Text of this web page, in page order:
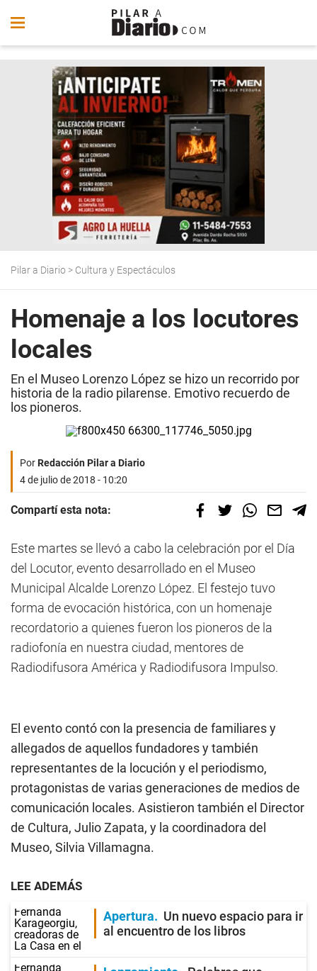
Pilar a Diario > Cultura y Espectáculos
Homenaje a los locutores
locales
En el Museo Lorenzo López se hizo un recorrido por
historia de la radio pilarense. Emotivo recuerdo de
los pioneros.
PorRedacción Pilar a Diario
4 de julio de 2018 - 10:20
Compartí esta nota:
Este martes se llevó a cabo la celebración por el Día
del Locutor, evento desarrollado en el Museo
Municipal Alcalde Lorenzo López. El festejo tuvo
forma de evocación histórica, con un homenaje
recordatorio a quienes fueron los pioneros de la
radiofonía en nuestra ciudad, mentores de
Radiodifusora América y Radiodifusora Impulso.
El evento contó con la presencia de familiares y
allegados de aquellos fundadores y también
representantes de la locución y el periodismo,
protagonistas de varias generaciones de medios de
comunicación locales. Asistieron también el Director
de Cultura, Julio Zapata, y la coordinadora del
Museo, Silvia Villamagna.
LEE ADEMÁS
Apertura
Un nuevo espacio para ir
al encuentro de los libros